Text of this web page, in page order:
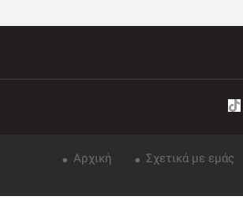
Αρχική Σχετικά με εμάς